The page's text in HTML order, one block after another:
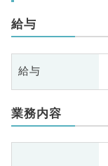
給与
給与
業務内容